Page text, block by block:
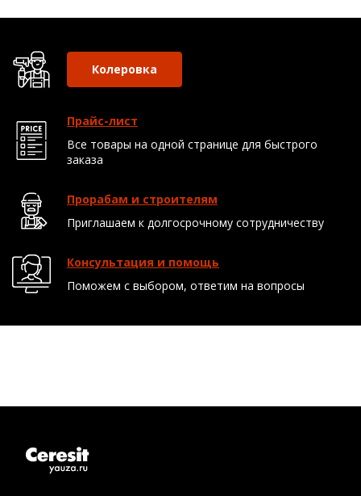
Колеровка
Прайс-лист
Все товары на одной странице для быстрого
заказа
Прорабам и строителям
Приглашаем к долгосрочному сотрудничеству
Консультация и помощь
Поможем с выбором, ответим на вопросы